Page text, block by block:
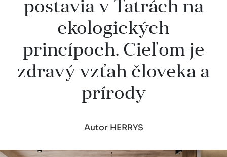
postavia v Tatrách na
ekologických
princípoch. Cieľom je
zdravý vzťah človeka a
prírody
Autor HERRYS